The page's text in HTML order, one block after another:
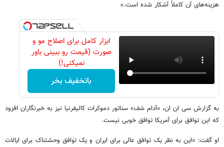
هزینه‌های آن کاملاً آشکار شده است.»
ابزار کامل برای اصلاح مو و
صورت (قیمت رو ببینی باور
نمیکنی!)
باتخفیف بخر
به گزارش سی ان ان، «آدام شف» سناتور دموکرات کالیفرنیا نیز به خبرنگاران افزود
که این توافق برای آمریکا توافق خوبی نیست.
او گفت: «این به نظر یک توافق عالی برای ایران و یک توافق وحشتناک برای ایالات